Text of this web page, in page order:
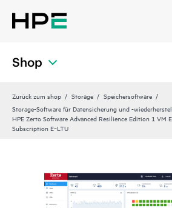
Shop
Zurück zum shop Storage
Speichersoftware
Storage-Software für Datensicherung und -
HPE Zerto Software Advanced Resilience Edition 1 VM
Subscription E‑LTU